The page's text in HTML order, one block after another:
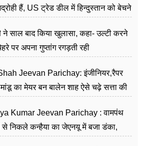
हैं, US ट्रेड डील में हिन्दुस्तान को बेचने
ने साल बाद किया खुलासा, कहा- उल्टी करने
पर अपना गुप्तांग रगड़ती रही
Jeevan Parichay: इंजीनियर,रैपर
का मेयर बन बालेन शाह ऐसे चढ़े सत्ता की
Kumar Jeevan Parichay : वामपंथ
से निकले कन्हैया का जेएनयू में बजा डंका,